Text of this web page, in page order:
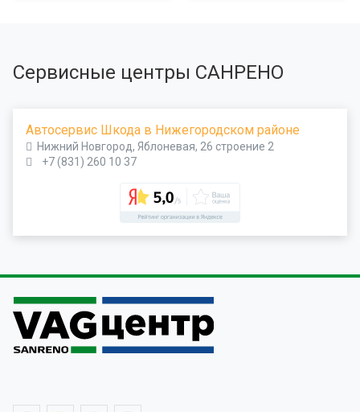
Сервисные центры САНРЕНО
Автосервис Шкода в Нижегородском районе
Нижний Новгород, Яблоневая, 26 строение 2
+7 (831) 260 10 37